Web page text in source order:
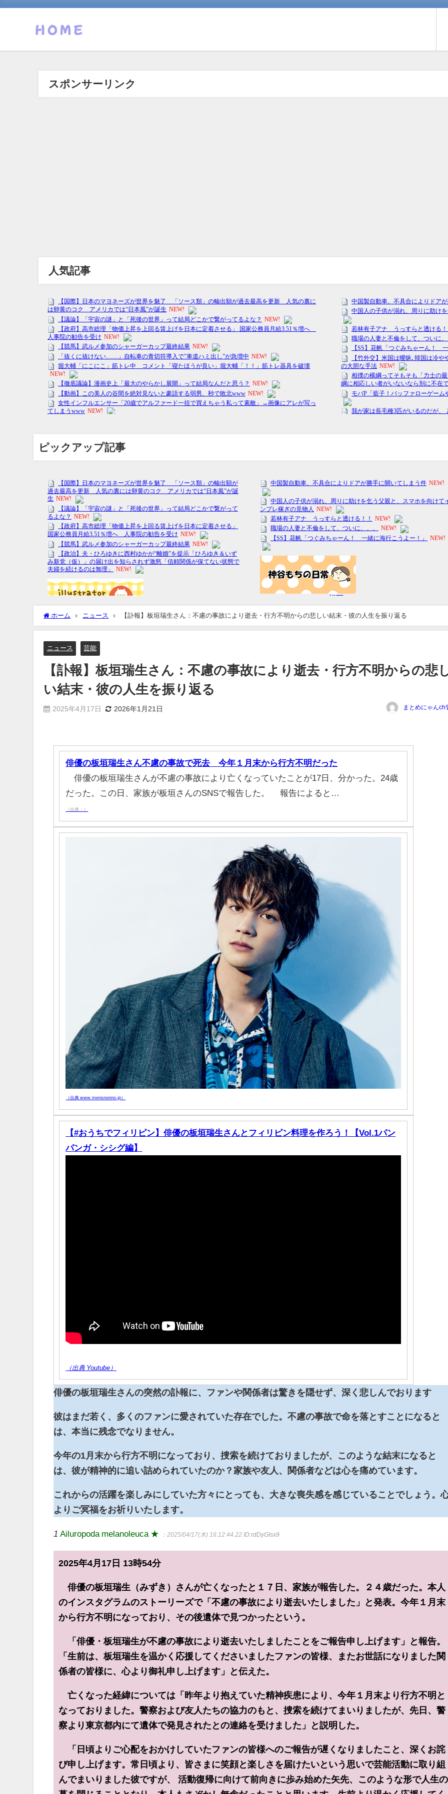
スポンサーリンク
人気記事
ピックアップ記事
ホーム ニュース 【訃報】板垣瑞生さん：不慮の事故により逝去・行方不明からの悲しい結末・彼の人生を振り返る
ニュース 芸能
【訃報】板垣瑞生さん：不慮の事故により逝去・行方不明からの悲
い結末・彼の人生を振り返る
2025年4月17日 2026年1月21日 まとめにゃんch
俳優の板垣瑞生さん不慮の事故で死去 今年１月末から行方不明だった
俳優の板垣瑞生さんが不慮の事故により亡くなっていたことが17日、分かった。24歳
だった。この日、家族が板垣さんのSNSで報告した。 報告によると…
（出典：）
（出典 www.mensnonno.jp）
【#おうちでフィリピン】俳優の板垣瑞生さんとフィリピン料理を作ろう！【Vol.1パン
パンガ・シシグ編】
（出典 Youtube）
俳優の板垣瑞生さんの突然の訃報に、ファンや関係者は驚きを隠せず、深く悲しんでおります
彼はまだ若く、多くのファンに愛されていた存在でした。不慮の事故で命を落とすことになると
は、本当に残念でなりません。
今年の1月末から行方不明になっており、捜索を続けておりましたが、このような結末になると
は、彼が精神的に追い詰められていたのか？家族や友人、関係者などは心を痛めています。
これからの活躍を楽しみにしていた方々にとっても、大きな喪失感を感じていることでしょう。
よりご冥福をお祈りいたします。
1 Ailuropoda melanoleuca ★ ：2025/04/17(木) 16:12:44.22ID:rdDyGIsx9
2025年4月17日 13時54分
俳優の板垣瑞生（みずき）さんが亡くなったと１７日、家族が報告した。２４歳だった。本人
のインスタグラムのストーリーズで「不慮の事故により逝去いたしました」と発表。今年１月末
から行方不明になっており、その後遺体で見つかったという。
「俳優・板垣瑞生が不慮の事故により逝去いたしましたことをご報告申し上げます」と報告。
「生前は、板垣瑞生を温かく応援してくださいましたファンの皆様、またお世話になりました関
係者の皆様に、心より御礼申し上げます」と伝えた。
亡くなった経緯については「昨年より抱えていた精神疾患により、今年１月末より行方不明と
なっておりました。警察および友人たちの協力のもと、捜索を続けてまいりましたが、先日、警
察より東京都内にて遺体で発見されたとの連絡を受けました」と説明した。
「日頃よりご心配をおかけしていたファンの皆様へのご報告が遅くなりましたこと、深くお詫
び申し上げます。常日頃より、皆さまに笑顔と楽しさを届けたいという思いで芸能活動に取り組
んでまいりました彼ですが、 活動復帰に向けて前向きに歩み始めた矢先、このような形で人生の